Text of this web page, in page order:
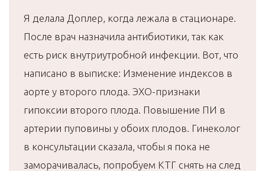
Я делала Доплер, когда лежала в стационаре.
После врач назначила антибиотики, так как
есть риск внутриутробной инфекции. Вот, что
написано в выписке: Изменение индексов в
аорте у второго плода. ЭХО-признаки
гипоксии второго плода. Повышение ПИ в
артерии пуповины у обоих плодов. Гинеколог
в консультации сказала, чтобы я пока не
заморачивалась, попробуем КТГ снять на след